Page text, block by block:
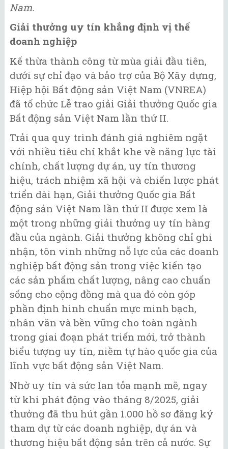
Nam.
Giải thưởng uy tín khẳng định vị thế
doanh nghiệp
Kế thừa thành công từ mùa giải đầu tiên,
dưới sự chỉ đạo và bảo trợ của Bộ Xây dựng,
Hiệp hội Bất động sản Việt Nam (VNREA)
đã tổ chức Lễ trao giải Giải thưởng Quốc gia
Bất động sản Việt Nam lần thứ II.
Trải qua quy trình đánh giá nghiêm ngặt
với nhiều tiêu chí khắt khe về năng lực tài
chính, chất lượng dự án, uy tín thương
hiệu, trách nhiệm xã hội và chiến lược phát
triển dài hạn, Giải thưởng Quốc gia Bất
động sản Việt Nam lần thứ II được xem là
một trong những giải thưởng uy tín hàng
đầu của ngành. Giải thưởng không chỉ ghi
nhận, tôn vinh những nỗ lực của các doanh
nghiệp bất động sản trong việc kiến tạo
các sản phẩm chất lượng, nâng cao chuẩn
sống cho cộng đồng mà qua đó còn góp
phần định hình chuẩn mực minh bạch,
nhân văn và bền vững cho toàn ngành
trong giai đoạn phát triển mới, trở thành
biểu tượng uy tín, niềm tự hào quốc gia của
lĩnh vực bất động sản Việt Nam.
Nhờ uy tín và sức lan tỏa mạnh mẽ, ngay
từ khi phát động vào tháng 8/2025, giải
thưởng đã thu hút gần 1.000 hồ sơ đăng ký
tham dự từ các doanh nghiệp, dự án và
thương hiệu bất động sản trên cả nước. Sự